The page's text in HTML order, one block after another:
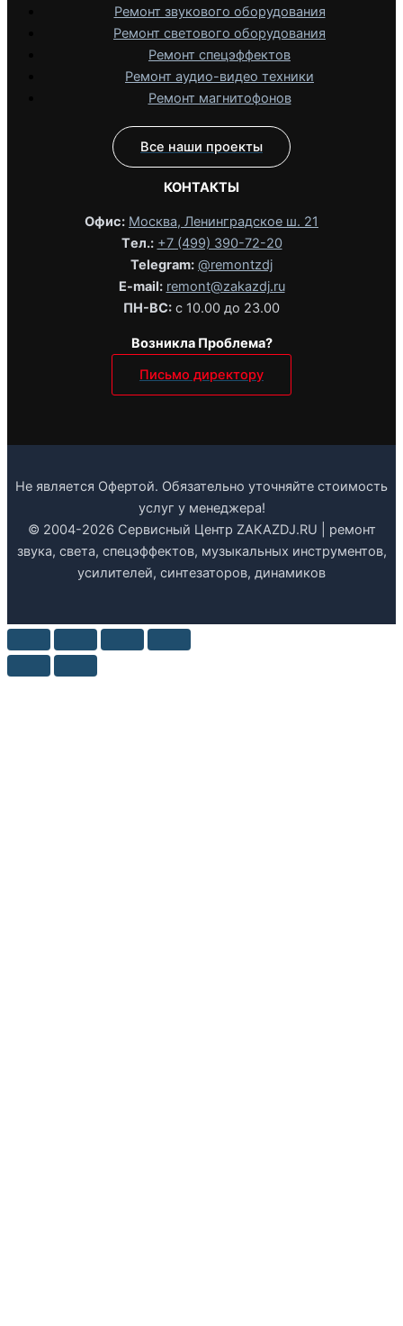
Ремонт звукового оборудования
Ремонт светового оборудования
Ремонт спецэффектов
Ремонт аудио-видео техники
Ремонт магнитофонов
Все наши проекты
КОНТАКТЫ
Офис: Москва, Ленинградское ш. 21
Tел.: +7 (499) 390-72-20
Telegram: @remontzdj‬
E-mail: remont@zakazdj.ru
ПН-ВС: с 10.00 до 23.00
Возникла Проблема?
Письмо директору
Не является Офертой. Обязательно уточняйте стоимость
услуг у менеджера!
© 2004-2026 Сервисный Центр ZAKAZDJ.RU | ремонт
звука, света, спецэффектов, музыкальных инструментов,
усилителей, синтезаторов, динамиков